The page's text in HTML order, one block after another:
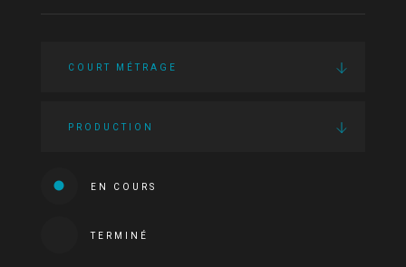
COURT MÉTRAGE
PRODUCTION
EN COURS
TERMINÉ